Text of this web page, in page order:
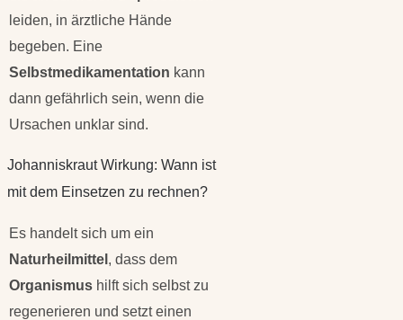
leiden, in ärztliche Hände
begeben. Eine
Selbstmedikamentation kann
dann gefährlich sein, wenn die
Ursachen unklar sind.
Johanniskraut Wirkung: Wann ist
mit dem Einsetzen zu rechnen?
Es handelt sich um ein
Naturheilmittel , dass dem
Organismus hilft sich selbst zu
regenerieren und setzt einen